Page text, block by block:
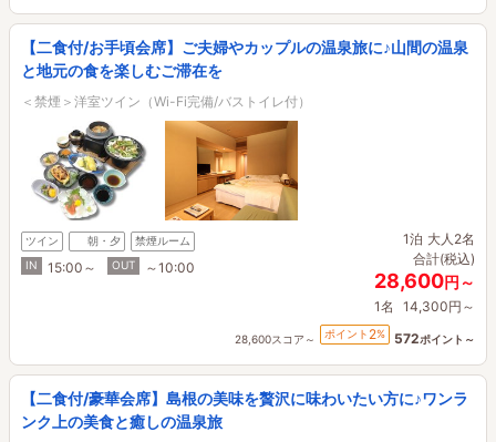
【二食付/お手頃会席】ご夫婦やカップルの温泉旅に♪山間の温泉
と地元の食を楽しむご滞在を
＜禁煙＞洋室ツイン（Wi-Fi完備/バストイレ付）
ツイン 朝・夕
禁煙ルーム
IN
15:00～ OUT ～10:00
1泊 大人2名
合計(税込)
28,600円～
1名 14,300円～
28,600スコア～ ポイント 2% 572ポイント～
【二食付/豪華会席】島根の美味を贅沢に味わいたい方に♪ワンラ
ンク上の美食と癒しの温泉旅